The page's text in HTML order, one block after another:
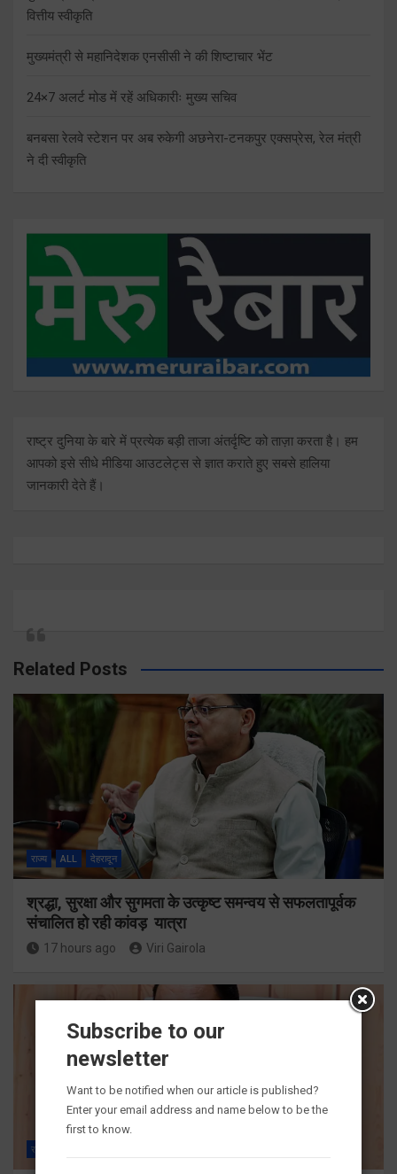
वित्तीय स्वीकृति
मुख्यमंत्री से महानिदेशक एनसीसी ने की शिष्टाचार भेंट
24×7 अलर्ट मोड में रहें अधिकारीः मुख्य सचिव
बनबसा रेलवे स्टेशन पर अब रुकेगी अछनेरा-टनकपुर एक्सप्रेस, रेल मंत्री
ने दी स्वीकृति
राष्ट्र दुनिया के बारे में प्रत्येक बड़ी ताजा अंतर्दृष्टि को ताज़ा करता है। हम
आपको इसे सीधे मीडिया आउटलेट्स से ज्ञात कराते हुए सबसे हालिया
जानकारी देते हैं।
Related Posts
राज्य ALL देहरादून
श्रद्धा, सुरक्षा और सुगमता के उत्कृष्ट समन्वय से सफलतापूर्वक
संचालित हो रही कांवड़ यात्रा
17 hours ago Viri Gairola
राज्य
Subscribe to our
newsletter
Want to be notified when our article is published?
Enter your email address and name below to be the
first to know.